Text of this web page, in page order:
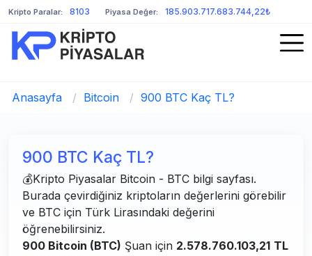
Kripto Paralar: 8103 Piyasa Değer: 185.903.717.683.744,22₺
Anasayfa / Bitcoin / 900 BTC Kaç TL?
900 BTC Kaç TL?
💰Kripto Piyasalar Bitcoin - BTC bilgi sayfası.
Burada çevirdiğiniz kriptoların değerlerini görebilir
ve BTC için Türk Lirasındaki değerini
öğrenebilirsiniz.
900 Bitcoin (BTC) Şuan için 2.578.760.103,21 TL